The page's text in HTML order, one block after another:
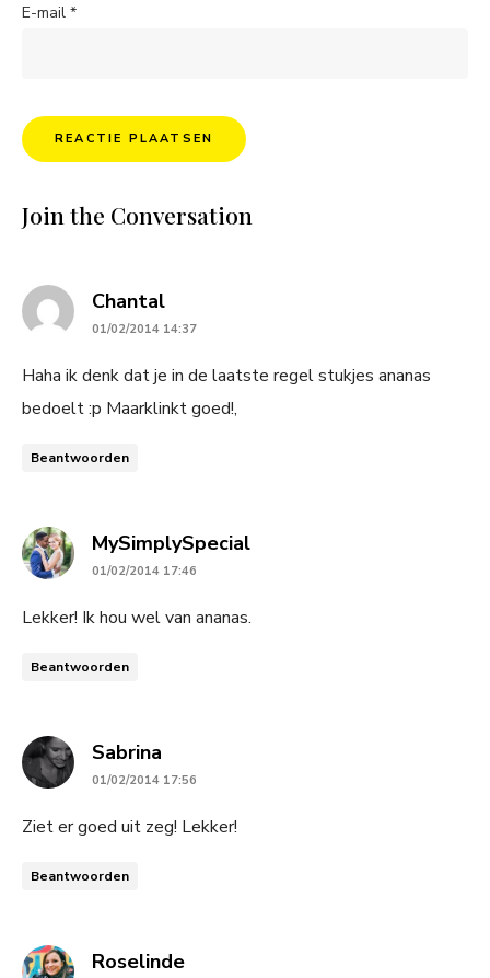
E-mail *
Join the Conversation
Chantalsays:
01/02/2014 14:37
Haha ik denk dat je in de laatste regel stukjes ananas
bedoelt :p Maarklinkt goed!,
Beantwoorden
MySimplySpecialsays:
01/02/2014 17:46
Lekker! Ik hou wel van ananas.
Beantwoorden
Sabrina
01/02/2014 17:56
Ziet er goed uit zeg! Lekker!
Beantwoorden
Roselindesays: